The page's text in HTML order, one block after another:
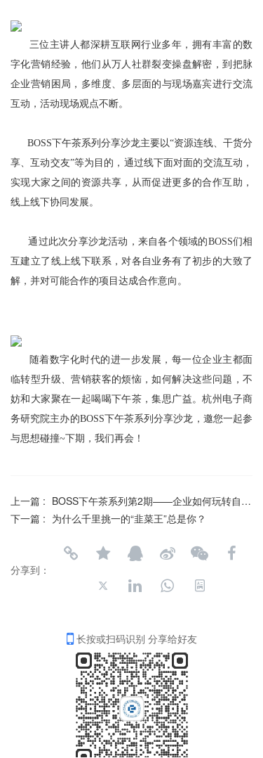
三位主讲人都深耕互联网行业多年，拥有丰富的数
字化营销经验，他们从万人社群裂变操盘解密，到把脉
企业营销困局，多维度、多层面的与现场嘉宾进行交流
互动，活动现场观点不断。
BOSS下午茶系列分享沙龙主要以“资源连线、干货分
享、互动交友”等为目的，通过线下面对面的交流互动，
实现大家之间的资源共享，从而促进更多的合作互助，
线上线下协同发展。
通过此次分享沙龙活动，来自各个领域的BOSS们相
互建立了线上线下联系，对各自业务有了初步的大致了
解，并对可能合作的项目达成合作意向。
随着数字化时代的进一步发展，每一位企业主都面
临转型升级、营销获客的烦恼，如何解决这些问题，不
妨和大家聚在一起喝喝下午茶，集思广益。杭州电子商
务研究院主办的BOSS下午茶系列分享沙龙，邀您一起参
与思想碰撞~下期，我们再会！
上一篇 : BOSS下午茶系列第2期——企业如何玩转自媒体营销
下一篇 : 为什么千里挑一的“韭菜王”总是你？
分享到：
长按或扫码识别 分享给好友